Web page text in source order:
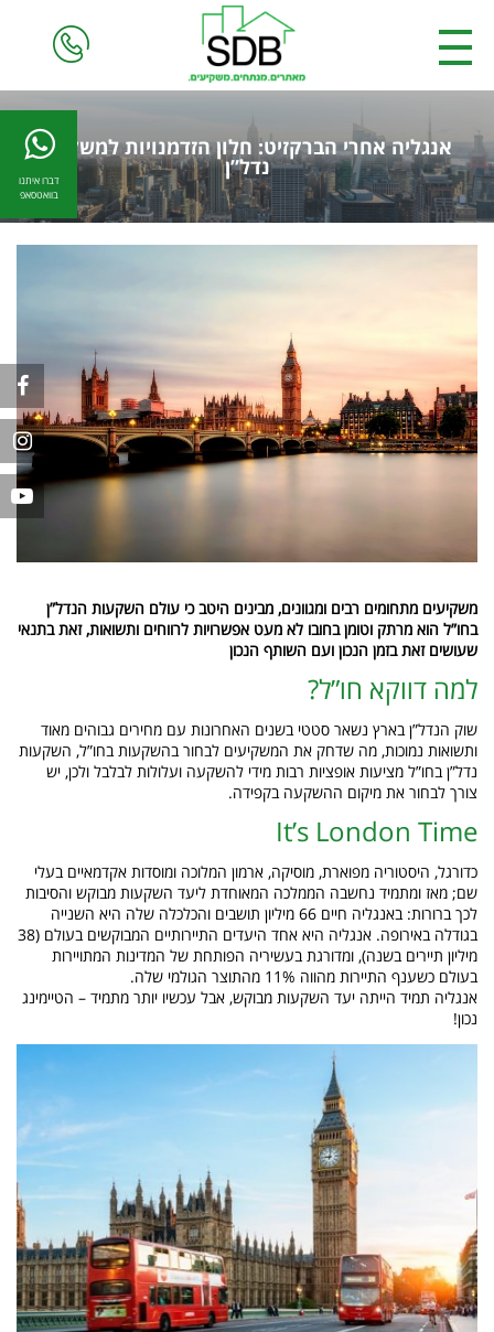
דברו איתנו
בוואטסאפ
אנגליה אחרי הברקזיט: חלון הזדמנויות למשקיעי
נדל”ן
משקיעים מתחומים רבים ומגוונים, מבינים היטב כי עולם השקעות הנדל”ן
בחו”ל הוא מרתק וטומן בחובו לא מעט אפשרויות לרווחים ותשואות, זאת בתנאי
שעושים זאת בזמן הנכון ועם השותף הנכון
למה דווקא חו”ל?
שוק הנדל”ן בארץ נשאר סטטי בשנים האחרונות עם מחירים גבוהים מאוד
ותשואות נמוכות, מה שדחק את המשקיעים לבחור בהשקעות בחו”ל, השקעות
נדל”ן בחו”ל מציעות אופציות רבות מידי להשקעה ועלולות לבלבל ולכן, יש
צורך לבחור את מיקום ההשקעה בקפידה.
It’s London Time
כדורגל, היסטוריה מפוארת, מוסיקה, ארמון המלוכה ומוסדות אקדמאיים בעלי
שם; מאז ומתמיד נחשבה הממלכה המאוחדת ליעד השקעות מבוקש והסיבות
לכך ברורות: באנגליה חיים 66 מיליון תושבים והכלכלה שלה היא השנייה
בגודלה באירופה. אנגליה היא אחד היעדים התיירותיים המבוקשים בעולם (38
מיליון תיירים בשנה), ומדורגת בעשיריה הפותחת של המדינות המתויירות
בעולם כשענף התיירות מהווה 11% מהתוצר הגולמי שלה.
אנגליה תמיד הייתה יעד השקעות מבוקש, אבל עכשיו יותר מתמיד – הטיימינג
נכון!